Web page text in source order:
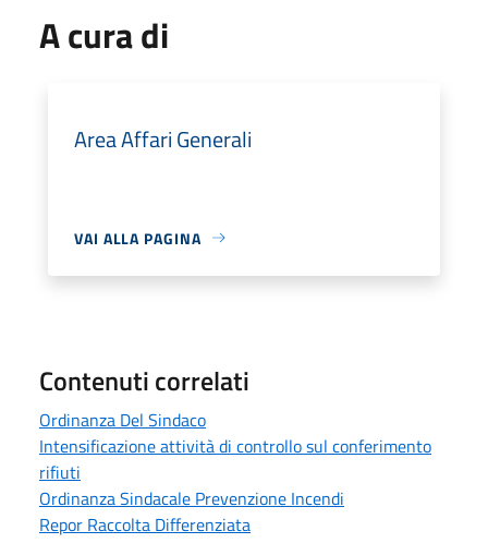
A cura di
Area Affari Generali
VAI ALLA PAGINA
Contenuti correlati
Ordinanza Del Sindaco
Intensificazione attività di controllo sul conferimento
rifiuti
Ordinanza Sindacale Prevenzione Incendi
Repor Raccolta Differenziata